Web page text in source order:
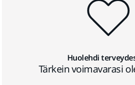
Huolehdi
Tärkein voimavarasi